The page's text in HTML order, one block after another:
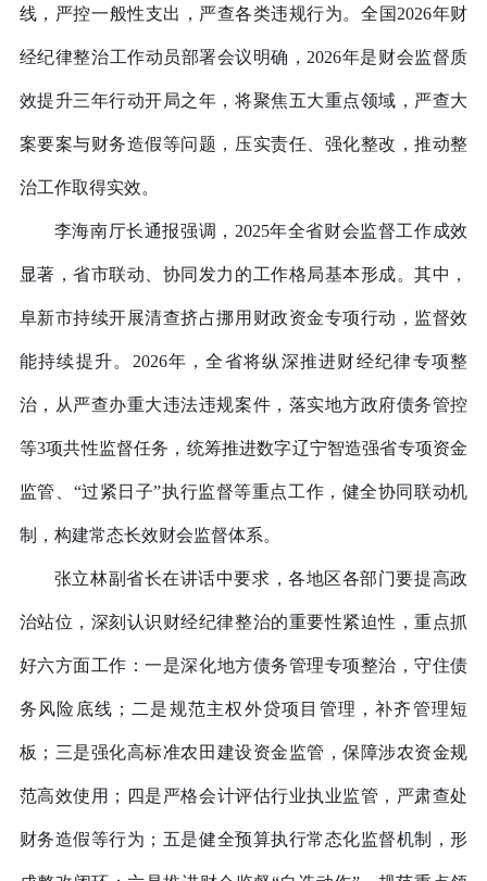
线，严控一般性支出，严查各类违规行为。全国2026年财
经纪律整治工作动员部署会议明确，2026年是财会监督质
效提升三年行动开局之年，将聚焦五大重点领域，严查大
案要案与财务造假等问题，压实责任、强化整改，推动整
治工作取得实效。
李海南厅长通报强调， 2025年全省财会监督工作成效
显著，省市联动、协同发力的工作格局基本形成。其中，
阜新市持续开展清查挤占挪用财政资金专项行动，监督效
能持续提升。2026年，全省将纵深推进财经纪律专项整
治，从严查办重大违法违规案件，落实地方政府债务管控
等3项共性监督任务，统筹推进数字辽宁智造强省专项资金
监管、“过紧日子”执行监督等重点工作，健全协同联动机
制，构建常态长效财会监督体系。
张立林副省长在讲话中要求，各地区各部门要提高政
治站位，深刻认识财经纪律整治的重要性紧迫性，重点抓
好六方面工作：一是深化地方债务管理专项整治，守住债
务风险底线； 二是规范主权外贷项目管理，补齐管理短
板； 三是强化高标准农田建设资金监管，保障涉农资金规
范高效使用； 四是严格会计评估行业执业监管，严肃查处
财务造假等行为； 五是健全预算执行常态化监督机制，形